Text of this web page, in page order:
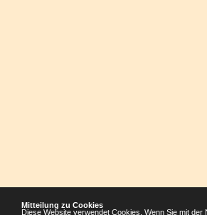
Mitteilung zu Cookies
Diese Website verwendet Cookies. Wenn Sie mit